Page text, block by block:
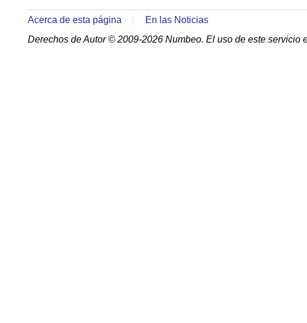
Acerca de esta página
En las Noticias
Derechos de Autor © 2009-2026 Numbeo. El uso de este servicio